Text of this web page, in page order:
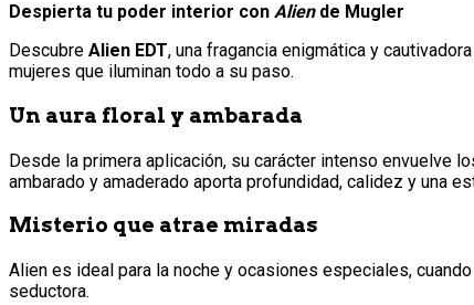
Despierta tu poder interior con Aliende Mugler
Descubre Alien EDT, una fragancia enigmática y
mujeres que iluminan todo a su paso.
Un aura floral y ambarada
Desde la primera aplicación, su carácter intenso envuelve
ambarado y amaderado aporta profundidad, calidez y una
Misterio que atrae miradas
Alien es ideal para la noche y ocasiones especiales,
seductora.